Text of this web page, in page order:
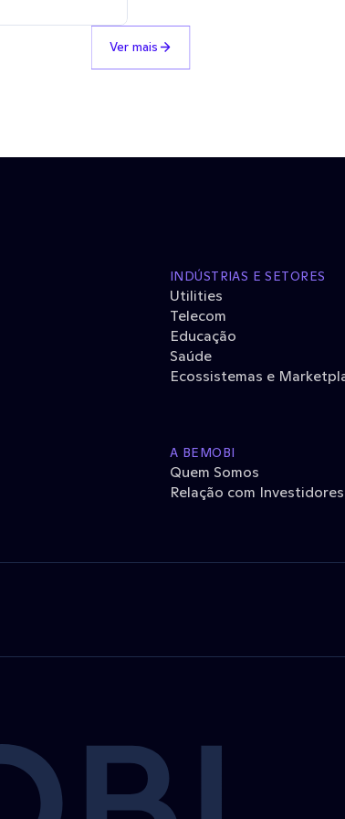
Ver mais
INDÚSTRIAS E SETORES
Utilities
Telecom
Educação
Saúde
Ecossistemas e
A BEMOBI
Quem Somos
Relação com Investidores